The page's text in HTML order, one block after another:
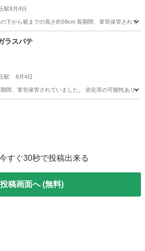
駅8月4日
下から裾までの長さ約59cm 長期間、箪笥保管されて
ヶ丘駅
ラスパテ
駅 8月4日
間、箪笥保管されていました。 劣化等の可能性ありま
すぐ30秒で投稿出来る
投稿画面へ (無料)